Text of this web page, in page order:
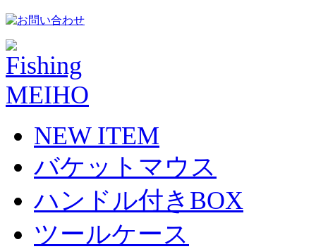
NEW ITEM
バケットマウス
ハンドル付きBOX
ツールケース